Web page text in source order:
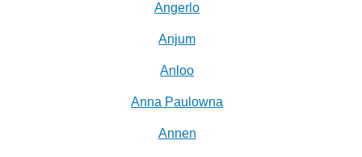
Angerlo
Anjum
Anloo
Anna Paulowna
Annen